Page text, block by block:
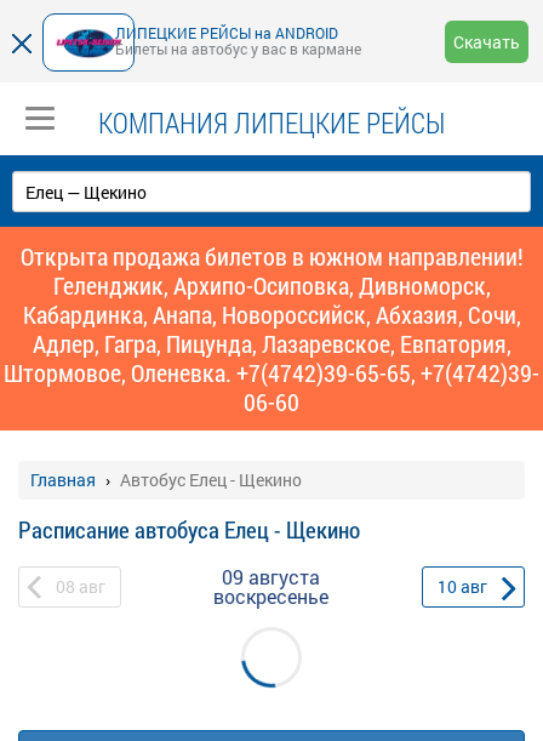
ЛИПЕЦКИЕ РЕЙСЫ на ANDROID
Билеты на автобус у вас в кармане
Скачать
КОМПАНИЯ ЛИПЕЦКИЕ РЕЙСЫ
Открыта продажа билетов в южном направлении!
Геленджик, Архипо-Осиповка, Дивноморск,
Кабардинка, Анапа, Новороссийск, Абхазия, Сочи,
Адлер, Гагра, Пицунда, Лазаревское, Евпатория,
Штормовое, Оленевка. +7(4742)39-65-65, +7(4742)39-
06-60
Главная Автобус Елец - Щекино
Расписание автобуса Елец - Щекино
08 авг 09 августа
воскресенье 10авг